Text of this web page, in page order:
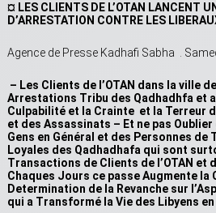
¤ LES CLIENTS DE L’OTAN LANCENT
D’ARRESTATION CONTRE LES
Agence de Presse Kadhafi Sabha .
– Les Clients de l’OTAN dans la ville
Arrestations Tribu des Qadhadhfa et
Culpabilité et la Crainte et la Terreur
et des Assassinats – Et ne pas
Gens en Général et des Personnes de
Loyales des Qadhadhafa qui sont
Transactions de Clients de l’OTAN et
Chaques Jours ce passe Augmente la
Determination de la Revanche sur
qui a Transformé la Vie des Libyens